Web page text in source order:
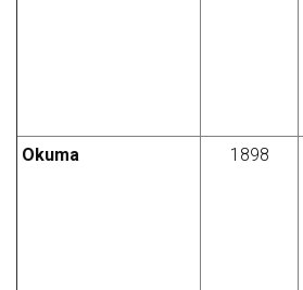
Okuma
1898